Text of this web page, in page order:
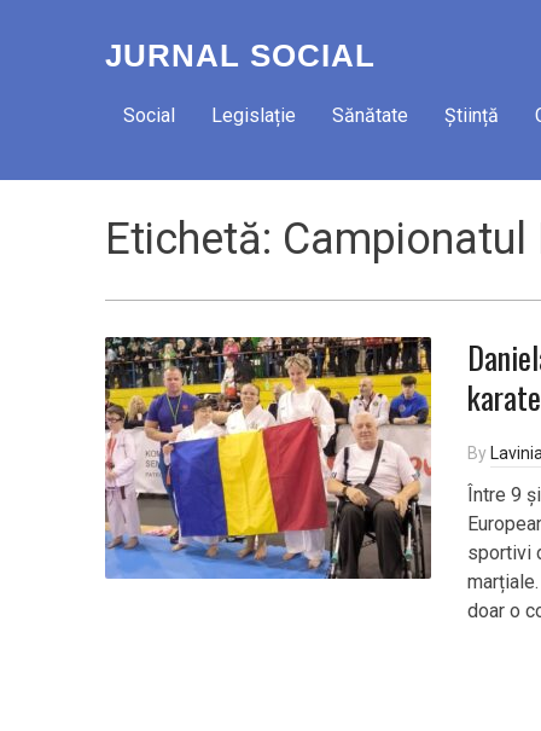
JURNAL SOCIAL
Social Legislație Sănătate Știință
Etichetă: Campionatul
karate
By
Între 9
sportivi
doar o